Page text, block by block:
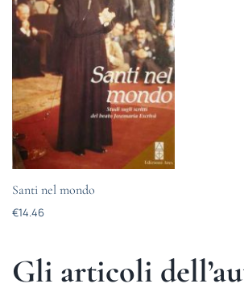
Santi nel mondo
€14.46
Gli articoli